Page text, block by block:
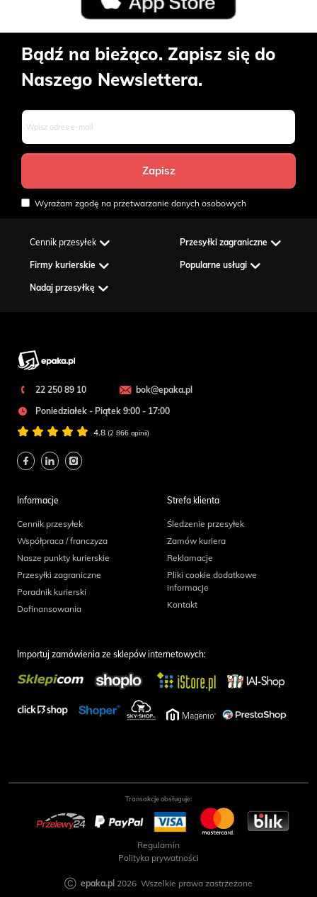
Bądź na bieżąco. Zapisz się do
Naszego Newslettera.
Wyrażam zgodę na przetwarzanie danych osobowych
Cennik przesyłek Przesyłki zagraniczne
Firmy kurierskie Popularne usługi
Nadaj przesyłkę
22 250 89 10
bok@epaka.pl
Poniedziałek - Piątek 9:00 - 17:00
4.8 (2 866 opinii)
Informacje
Cennik przesyłek
Współpraca / franczyza
Nasze punkty kurierskie
Przesyłki zagraniczne
Poradnik kurierski
Dofinansowania
Strefa klienta
Śledzenie przesyłek
Zamów kuriera
Reklamacje
Pliki cookie dodatkowe
informacje
Kontakt
Importuj zamówienia ze sklepów internetowych:
Transakcje obsługuje:
Regulamin
Polityka prywatności
Ⓒ epaka.pl 2026 Wszelkie prawa zastrzeżone